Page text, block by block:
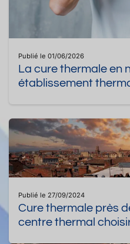
Publié le 01/06/2026
La cure thermale en
établissement
Publié le 27/09/2024
Cure thermale près
centre thermal